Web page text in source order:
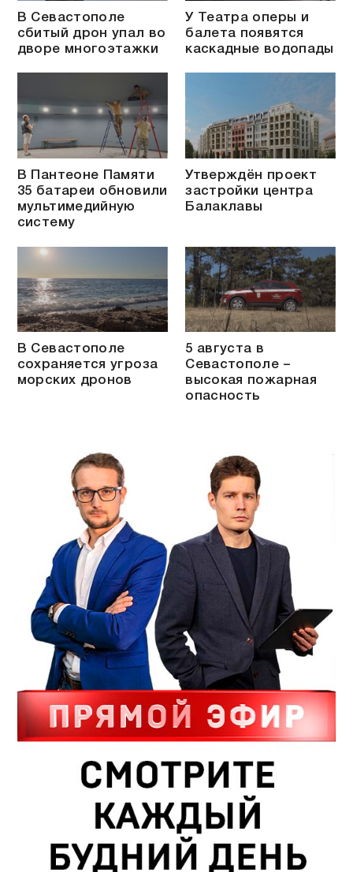
В Севастополе
сбитый дрон упал во
дворе многоэтажки
У Театра оперы и
балета появятся
каскадные водопады
В Пантеоне Памяти
35 батареи обновили
мультимедийную
систему
Утверждён проект
застройки центра
Балаклавы
В Севастополе
сохраняется угроза
морских дронов
5 августа в
Севастополе –
высокая пожарная
опасность